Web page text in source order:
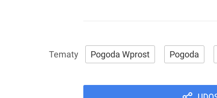
Pogoda Wprost Pogoda